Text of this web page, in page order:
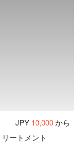
JPY 10,000から
ートメント